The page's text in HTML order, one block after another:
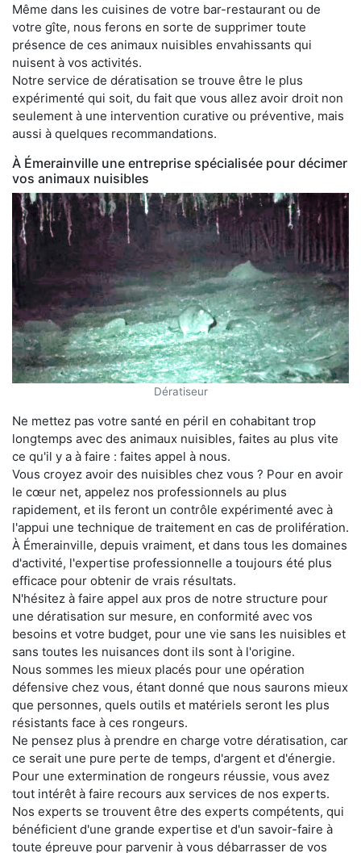
Même dans les cuisines de votre bar-restaurant ou de
votre gîte, nous ferons en sorte de supprimer toute
présence de ces animaux nuisibles envahissants qui
nuisent à vos activités.
Notre service de dératisation se trouve être le plus
expérimenté qui soit, du fait que vous allez avoir droit non
seulement à une intervention curative ou préventive, mais
aussi à quelques recommandations.
À Émerainville une entreprise spécialisée pour décimer
vos animaux nuisibles
Dératiseur
Ne mettez pas votre santé en péril en cohabitant trop
longtemps avec des animaux nuisibles, faites au plus vite
ce qu'il y a à faire : faites appel à nous.
Vous croyez avoir des nuisibles chez vous ? Pour en avoir
le cœur net, appelez nos professionnels au plus
rapidement, et ils feront un contrôle expérimenté avec à
l'appui une technique de traitement en cas de prolifération.
À Émerainville, depuis vraiment, et dans tous les domaines
d'activité, l'expertise professionnelle a toujours été plus
efficace pour obtenir de vrais résultats.
N'hésitez à faire appel aux pros de notre structure pour
une dératisation sur mesure, en conformité avec vos
besoins et votre budget, pour une vie sans les nuisibles et
sans toutes les nuisances dont ils sont à l'origine.
Nous sommes les mieux placés pour une opération
défensive chez vous, étant donné que nous saurons mieux
que personnes, quels outils et matériels seront les plus
résistants face à ces rongeurs.
Ne pensez plus à prendre en charge votre dératisation, car
ce serait une pure perte de temps, d'argent et d'énergie.
Pour une extermination de rongeurs réussie, vous avez
tout intérêt à faire recours aux services de nos experts.
Nos experts se trouvent être des experts compétents, qui
bénéficient d'une grande expertise et d'un savoir-faire à
toute épreuve pour parvenir à vous débarrasser de vos